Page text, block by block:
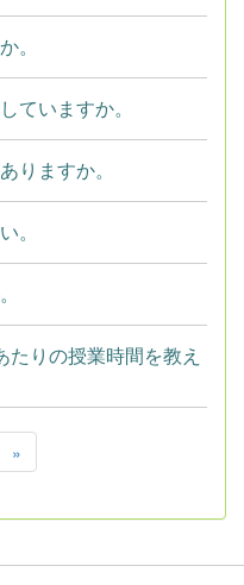
。
ていますか。
りますか。
。
りの授業時間を教え
»